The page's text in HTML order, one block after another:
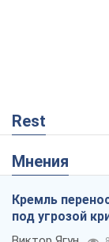
Rest
Мнения
Кремль
под угрозой